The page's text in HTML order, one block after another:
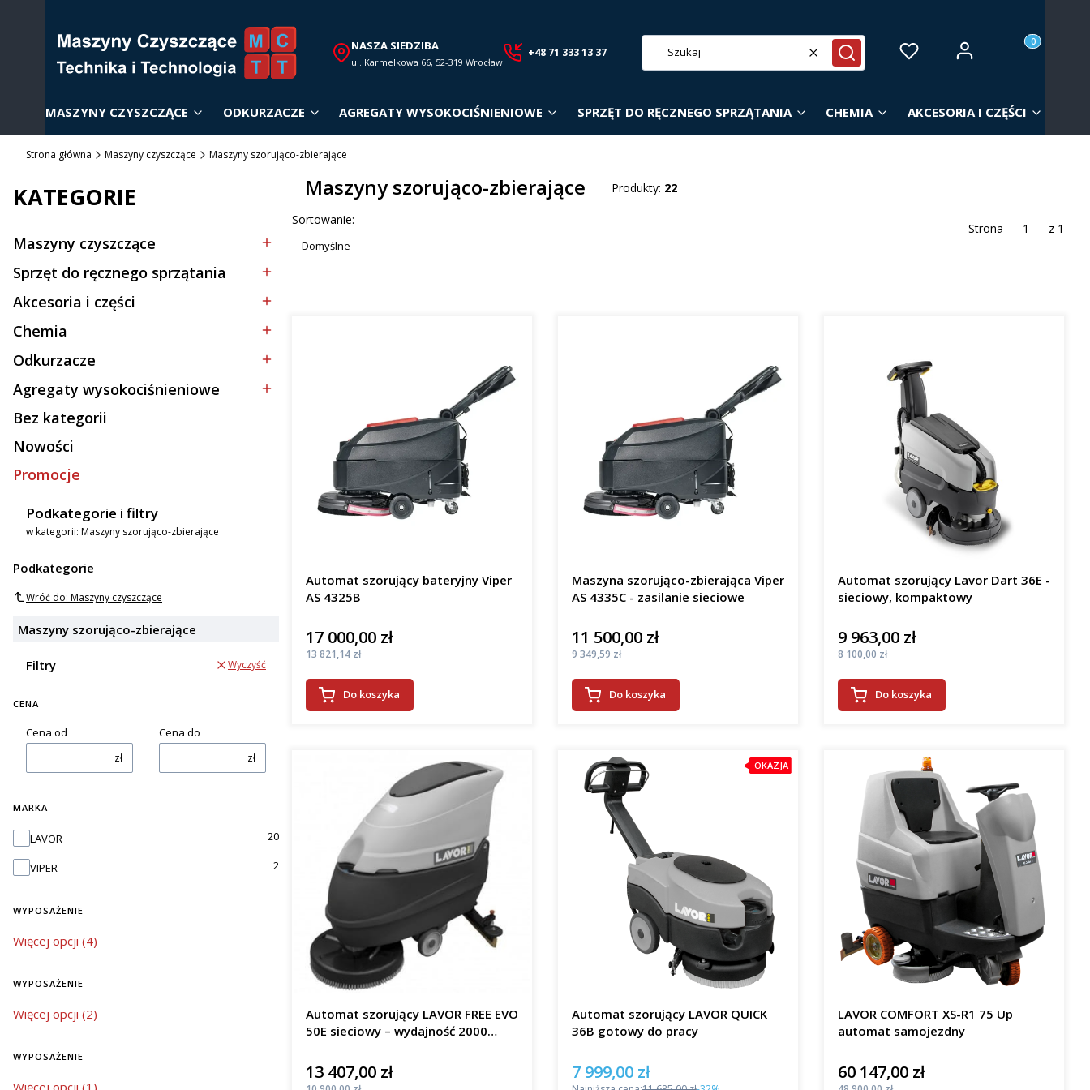
+48 71 333 13 37
NASZA SIEDZIBA
ul. Karmelkowa 66, 52-319 Wrocław WyczyśćSzukaj
Ulubione Zaloguj się Produkty w
Koszyk
MASZYNY CZYSZCZĄCE ODKURZACZE AGREGATY WYSOKOCIŚNIENIOWE SPRZĘT DO RĘCZNEGO SPRZĄTANIA CHEMIA AKCESORIA I CZĘŚCI
Strona główna Maszyny czyszczące Maszyny szorująco-zbierające
KATEGORIE
Kategoria - Maszyny czyszczące
Maszyny czyszczące
Kategoria - Sprzęt do ręcznego sprzątania
Sprzęt do ręcznego sprzątania
Kategoria - Akcesoria i części
Akcesoria i części
Kategoria - Chemia
Chemia
Kategoria - Odkurzacze
Odkurzacze
Kategoria - Agregaty wysokociśnieniowe
Agregaty wysokociśnieniowe
Kategoria - Bez kategorii
Bez kategorii
Nowości
Promocje
Podkategorie i filtry
w kategorii: Maszyny szorująco-zbierające
Podkategorie
Wróć do: Maszyny czyszczące
Maszyny szorująco-zbierające
Filtry Wyczyść
CENA
Cena od
zł
Cena do
zł
MARKA
Marka
LAVOR 20
VIPER 2
WYPOSAŻENIE
wyposażenie
Więcej opcji (4)
WYPOSAŻENIE
wyposażenie
Więcej opcji (2)
WYPOSAŻENIE
wyposażenie
Maszyny szorująco-zbierające Produkty: 22
Lista produktów
Sortowanie:
Domyślne
Strona z 1
Automat szorujący bateryjny Viper
AS 4325B
Cena
17 000,00 zł
Cena
13 821,14 zł
Do koszyka
Maszyna szorująco-zbierająca Viper
AS 4335C - zasilanie sieciowe
Cena
11 500,00 zł
Cena
9 349,59 zł
Do koszyka
Automat szorujący Lavor Dart 36E -
sieciowy, kompaktowy
Cena
9 963,00 zł
Cena
8 100,00 zł
Do koszyka
Automat szorujący LAVOR FREE EVO
50E sieciowy – wydajność 2000
Cena
13 407,00 zł
OKAZJA
Automat szorujący LAVOR QUICK
36B gotowy do pracy
Cena promocyjna
7 999,00 zł
LAVOR COMFORT XS-R1 75 Up
automat samojezdny
Cena
60 147,00 zł